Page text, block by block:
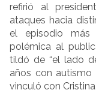
refirió al
ataques hacia
el episodio más
polémica al
tildó de “el lado
años con
vinculó con